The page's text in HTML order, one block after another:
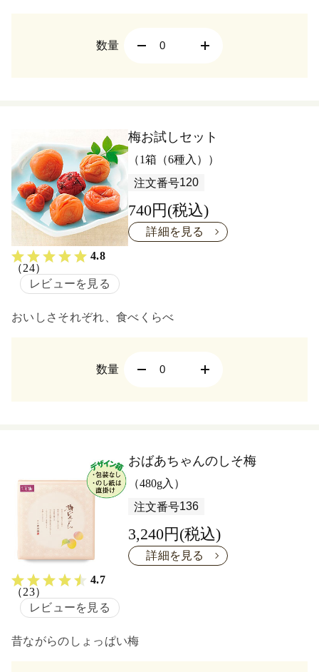
数量
4.8
（24）
レビューを見る
梅お試しセット
（1箱（6種入））
注文番号120
740円(税込)
詳細を見る
おいしさそれぞれ、食べくらべ
数量
4.7
（23）
レビューを見る
おばあちゃんのしそ梅
（480g入）
注文番号136
3,240円(税込)
詳細を見る
昔ながらのしょっぱい梅